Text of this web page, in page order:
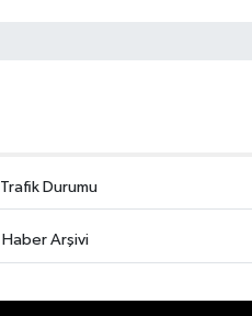
Trafik Durumu
Haber Arşivi